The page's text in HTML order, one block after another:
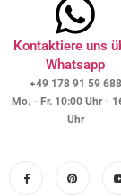
Kontaktiere uns
Whatsapp
+49 178 91 59 688
Mo. - Fr. 10:00 Uhr -
Uhr